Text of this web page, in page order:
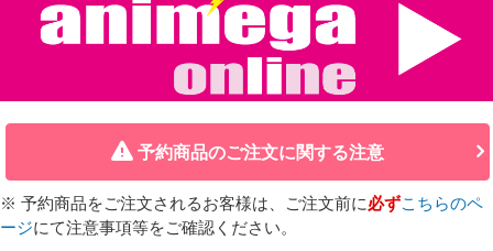
予約商品のご注文に関する注意
※ 予約商品をご注文されるお客様は、ご注文前に必ずこちらのペ
ージにて注意事項等をご確認ください。